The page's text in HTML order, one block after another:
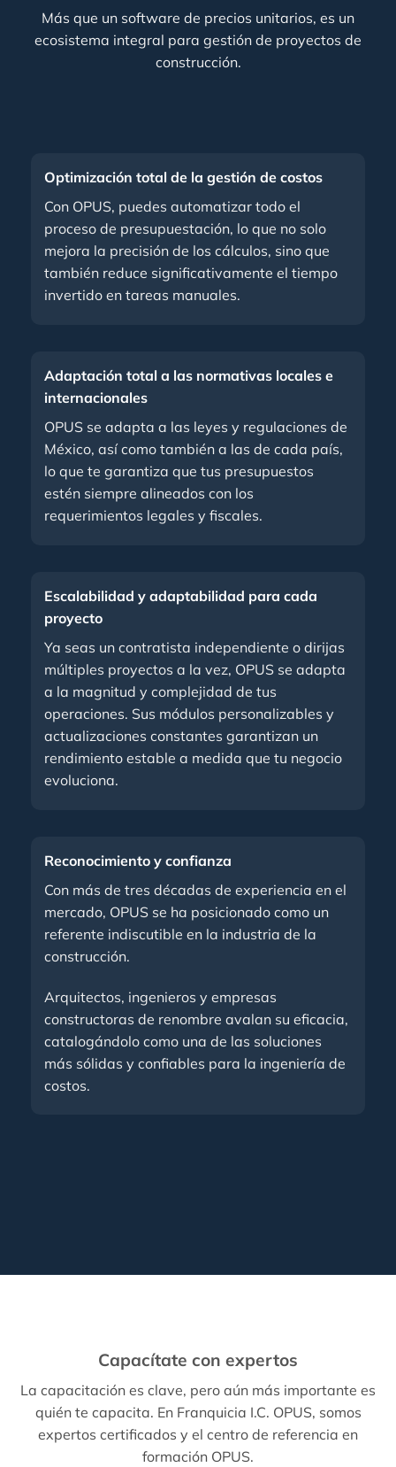
Más que un software de precios unitarios, es un
ecosistema integral para gestión de proyectos de
construcción.
Optimización total de la gestión de costos
Con OPUS, puedes automatizar todo el
proceso de presupuestación, lo que no solo
mejora la precisión de los cálculos, sino que
también reduce significativamente el tiempo
invertido en tareas manuales.
Adaptación total a las normativas locales e
internacionales
OPUS se adapta a las leyes y regulaciones de
México, así como también a las de cada país,
lo que te garantiza que tus presupuestos
estén siempre alineados con los
requerimientos legales y fiscales.
Escalabilidad y adaptabilidad para cada
proyecto
Ya seas un contratista independiente o dirijas
múltiples proyectos a la vez, OPUS se adapta
a la magnitud y complejidad de tus
operaciones. Sus módulos personalizables y
actualizaciones constantes garantizan un
rendimiento estable a medida que tu negocio
evoluciona.
Reconocimiento y confianza
Con más de tres décadas de experiencia en el
mercado, OPUS se ha posicionado como un
referente indiscutible en la industria de la
construcción.
Arquitectos, ingenieros y empresas
constructoras de renombre avalan su eficacia,
catalogándolo como una de las soluciones
más sólidas y confiables para la ingeniería de
costos.
Capacítate con expertos
La capacitación es clave, pero aún más importante es
quién te capacita. En Franquicia I.C. OPUS, somos
expertos certificados y el centro de referencia en
formación OPUS.